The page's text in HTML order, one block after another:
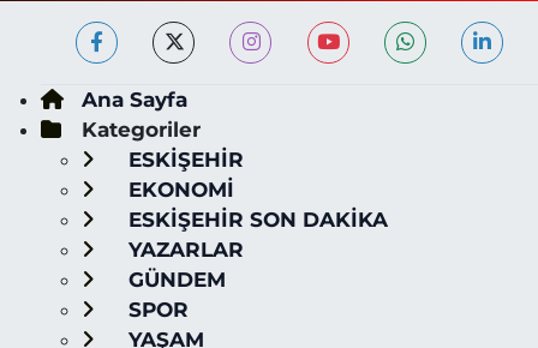
Ana Sayfa
Kategoriler
ESKİŞEHİR
EKONOMİ
ESKİŞEHİR SON DAKİKA
YAZARLAR
GÜNDEM
SPOR
YAŞAM